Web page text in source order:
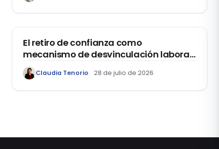
El retiro de confianza como
mecanismo de desvinculación laboral:
reflexiones a propósito de la casación
laboral 29553-2024 loreto
Claudia Tenorio 28 de julio de 2026